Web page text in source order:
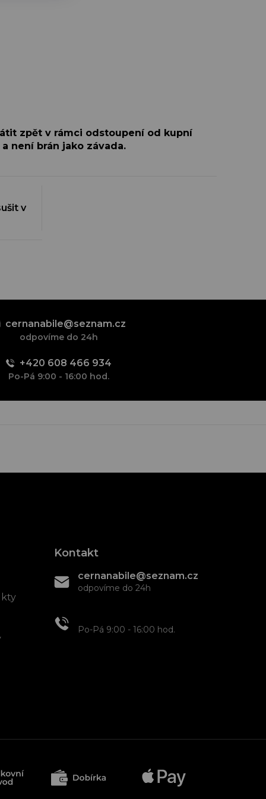
zpět v rámci odstoupení od kupní
není brán jako závada.
v
cernanabile@seznam.cz
odpovíme do 24h
+420 608 466 934
Po-Pá 9:00 - 16:00 hod.
Kontakt
cernanabile@seznam.cz
odpovíme do 24h
Po-Pá 9:00 - 16:00 hod.